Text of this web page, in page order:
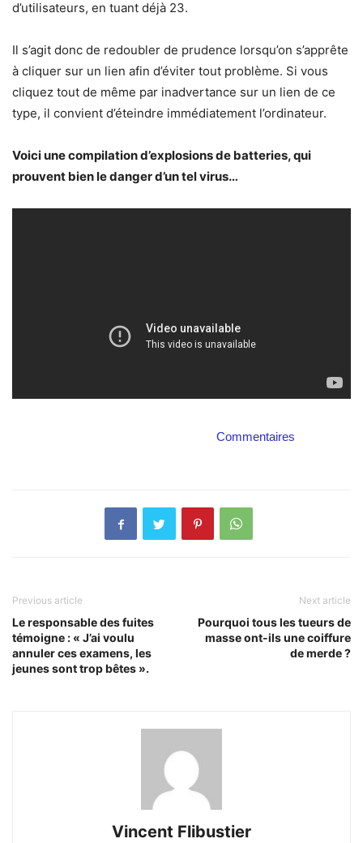
d’utilisateurs, en tuant déjà 23.
Il s’agit donc de redoubler de prudence lorsqu’on s’apprête
à cliquer sur un lien afin d’éviter tout problème. Si vous
cliquez tout de même par inadvertance sur un lien de ce
type, il convient d’éteindre immédiatement l’ordinateur.
Voici une compilation d’explosions de batteries, qui
prouvent bien le danger d’un tel virus…
Commentaires
Previous article
Le responsable des fuites
témoigne : « J’ai voulu
annuler ces examens, les
jeunes sont trop bêtes ».
Next article
Pourquoi tous les tueurs de
masse ont-ils une coiffure
de merde ?
Vincent Flibustier